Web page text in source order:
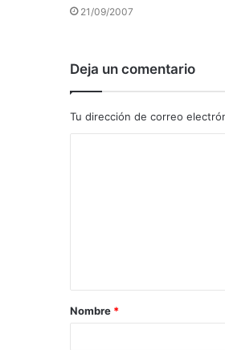
21/09/2007
Deja un comentario
Tu dirección de correo
a
r
Nombre *